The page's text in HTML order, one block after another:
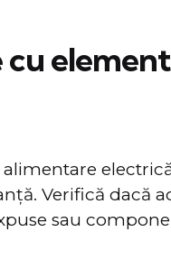
cu
Verifică dacă
sau